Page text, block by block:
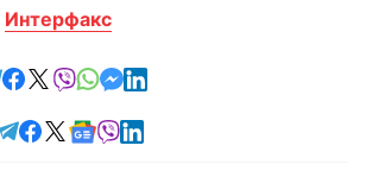
Интерфакс
отправить в Telegram
поделиться в Facebook
поделиться в X
отправить в Viber
отправить в Whatsapp
отправить в Messenger
отправить в LinkedIn
Читайте в Telegram
Читайте в Facebook
Читайте в X
Читайте в Google news
Читайте в Viber
Читайте в LinkedIn